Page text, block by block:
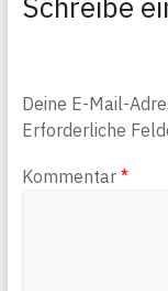
Deine E-Mail-
Erforderliche
Kommentar *